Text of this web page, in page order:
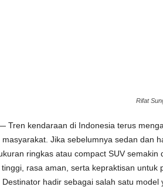
Rifat
Tren kendaraan di Indonesia terus
Jika sebelumnya sedan dan
ringkas atau compact SUV semakin
rasa aman, serta kepraktisan untuk
hadir sebagai salah satu model